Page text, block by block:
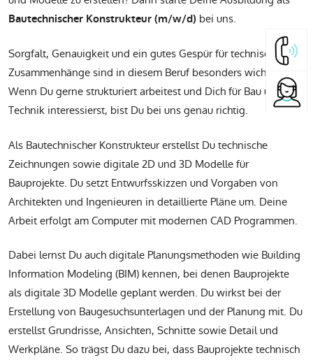
Bautechnischer Konstrukteur (m/w/d) bei uns.
Sorgfalt, Genauigkeit und ein gutes Gespür für technische
Zusammenhänge sind in diesem Beruf besonders wichtig.
Wenn Du gerne strukturiert arbeitest und Dich für Bau und
Technik interessierst, bist Du bei uns genau richtig.
Als Bautechnischer Konstrukteur erstellst Du technische
Zeichnungen sowie digitale 2D und 3D Modelle für
Bauprojekte. Du setzt Entwurfsskizzen und Vorgaben von
Architekten und Ingenieuren in detaillierte Pläne um. Deine
Arbeit erfolgt am Computer mit modernen CAD Programmen.
Dabei lernst Du auch digitale Planungsmethoden wie Building
Information Modeling (BIM) kennen, bei denen Bauprojekte
als digitale 3D Modelle geplant werden. Du wirkst bei der
Erstellung von Baugesuchsunterlagen und der Planung mit. Du
erstellst Grundrisse, Ansichten, Schnitte sowie Detail und
Werkpläne. So trägst Du dazu bei, dass Bauprojekte technisch